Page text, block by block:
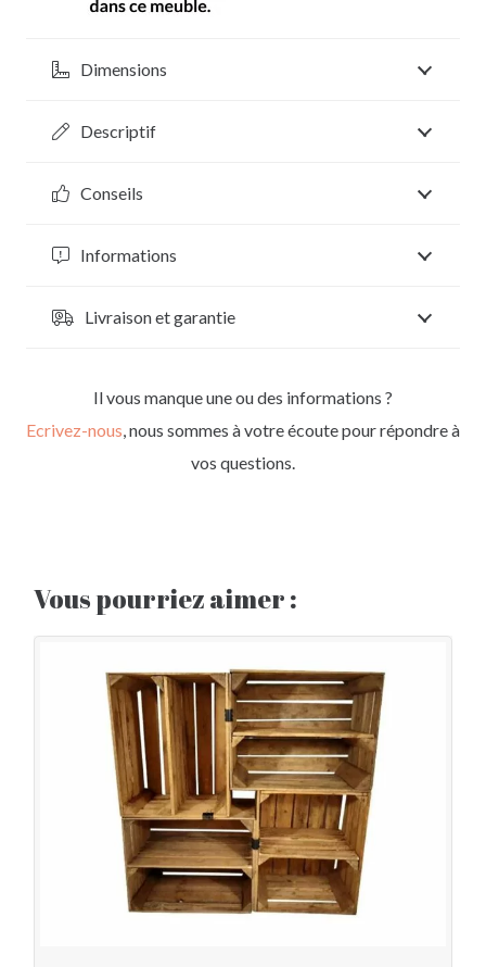
Dimensions
Descriptif
Conseils
Informations
Livraison et garantie
Il vous manque une ou des informations ?
Ecrivez-nous, nous sommes à votre écoute pour répondre à
vos questions.
Vous pourriez aimer :